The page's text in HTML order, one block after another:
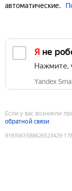
автоматические.
Я не
Нажмите,
Yandex
Если у вас возникли
обратной связи
9193563588626523429: